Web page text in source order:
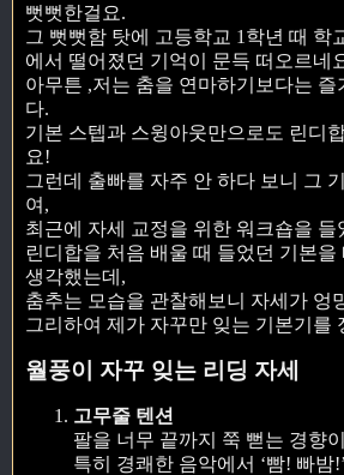
뻣뻣한걸요.
그 뻣뻣함 탓에 고등학교 1학년 때 학
에서 떨어졌던 기억이 문득 떠오르네
아무튼 ,저는 춤을 연마하기보다는 즐
다.
기본 스텝과 스윙아웃만으로도 린디
요!
그런데 출빠를 자주 안 하다 보니 그
여,
최근에 자세 교정을 위한 워크숍을 들
린디합을 처음 배울 때 들었던 기본을
생각했는데,
춤추는 모습을 관찰해보니 자세가 엉
그리하여 제가 자꾸만 잊는 기본기를
월풍이 자꾸 잊는 리딩 자세
고무줄 텐션
팔을 너무 끝까지 쭉 뻗는 경향
특히 경쾌한 음악에서 ‘빰! 빠밤